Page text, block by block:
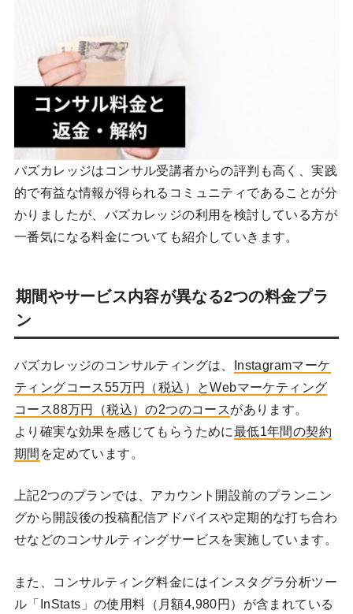
バズカレッジはコンサル受講者からの評判も高く、実践
的で有益な情報が得られるコミュニティであることが分
かりましたが、バズカレッジの利用を検討している方が
一番気になる料金についても紹介していきます。
期間やサービス内容が異なる2つの料金プラ
ン
バズカレッジのコンサルティングは、
Instagramマーケ
ティングコース55万円（税込）とWebマーケティング
コース88万円（税込）の2つのコースがあります。
より確実な効果を感じてもらうために最低1年間の契約
期間 を定めています。
上記2つのプランでは、アカウント開設前のプランニン
グから開設後の投稿配信アドバイスや定期的な打ち合わ
せなどのコンサルティングサービスを実施しています。
また、コンサルティング料金にはインスタグラ分析ツー
ル「InStats」の使用料（月額4,980円）が含まれている